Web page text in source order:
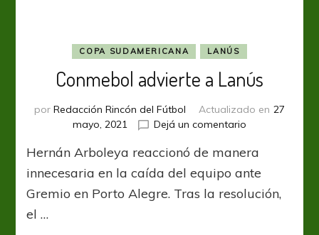
COPA SUDAMERICANA LANÚS
Conmebol advierte a Lanús
por Redacción Rincón del Fútbol Actualizado en 27
mayo, 2021
Dejá un comentario
advierte
a
Hernán Arboleya reaccionó de manera
innecesaria en la caída del equipo ante
Gremio en Porto Alegre. Tras la resolución,
el …